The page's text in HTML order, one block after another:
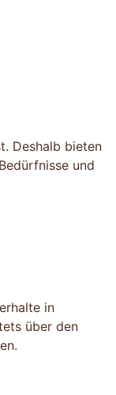
Deshalb bieten
und
in
über den